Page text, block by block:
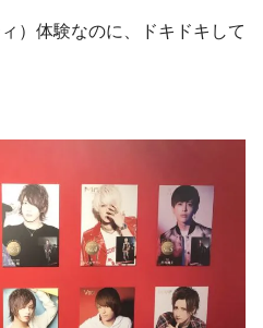
）体験なのに、ドキドキして